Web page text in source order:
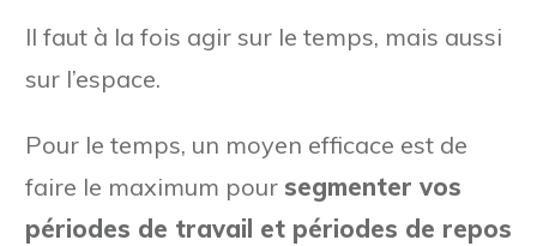
Il faut à la fois agir sur le temps, mais aussi
sur l’espace.
Pour le temps, un moyen efficace est de
faire le maximum pour segmenter vos
périodes de travail et périodes de repos